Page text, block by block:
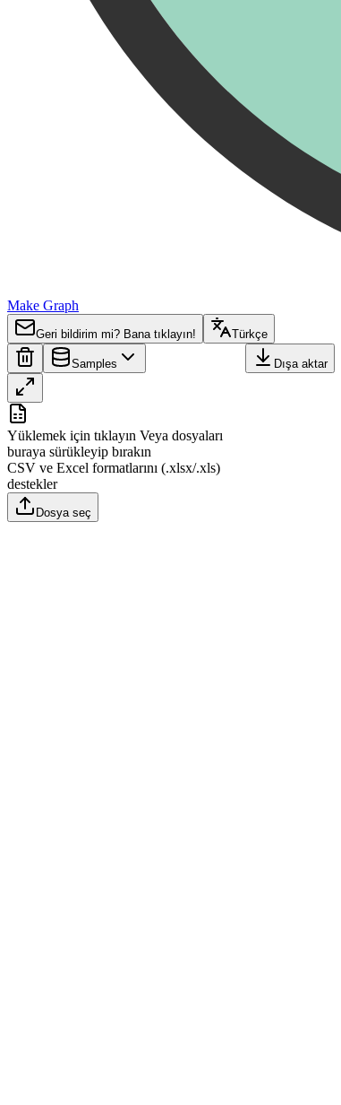
Make Graph
Geri bildirim mi? Bana tıklayın! Türkçe
Samples
Region
Value
Saint Peter
0
Saint Anthony
Saint Georges
1
2
3
4
Yüklemek için tıklayın Veya dosyaları
buraya sürükleyip bırakın
CSV ve Excel formatlarını (.xlsx/.xls)
destekler
Dosya seç
Dışa aktar